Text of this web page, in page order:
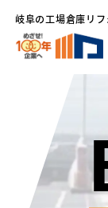
岐阜の工場倉庫リ